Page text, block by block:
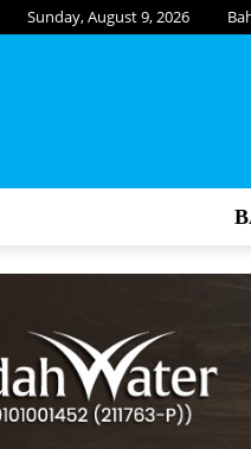
Sunday, August 9, 2026